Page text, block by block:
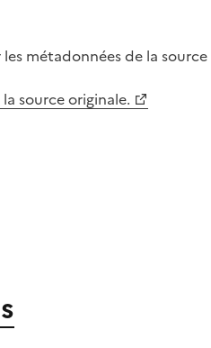
métadonnées de la
source originale.